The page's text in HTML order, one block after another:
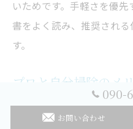
いためです。手軽さを優
書をよく読み、推奨され
す。
プロと自分掃除のメ
エアコンクリーニングに
090-
お問い合わせ